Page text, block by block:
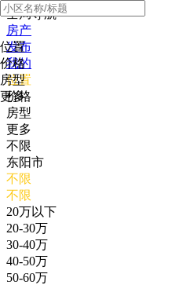
全局导航
房产
发布
我的
位置
价格
房型
更多
位置
价格
房型
更多
不限
东阳市
不限
不限
20万以下
20-30万
30-40万
40-50万
50-60万